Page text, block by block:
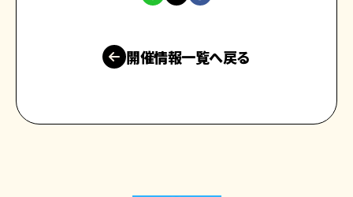
開催情報一覧へ戻る